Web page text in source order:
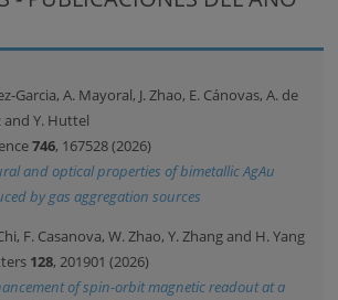
Garcia, A. Mayoral, J. Zhao, E. Cánovas, A. de
Y. Huttel
746, 167528 (2026)
and optical properties of bimetallic AgAu
by gas aggregation sources
F. Casanova, W. Zhao, Y. Zhang and H. Yang
128, 201901 (2026)
of spin-orbit magnetic readout at a